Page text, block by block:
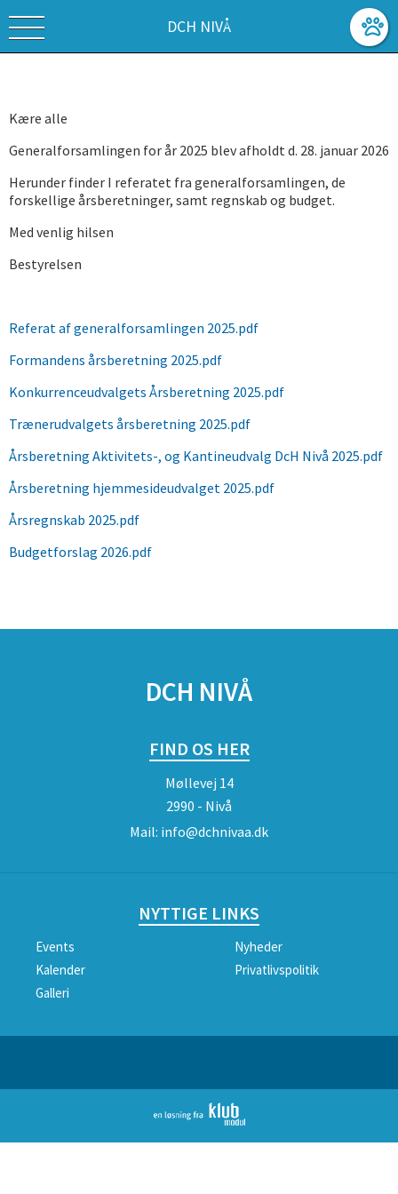
DCH NIVÅ
Kære alle
Generalforsamlingen for år 2025 blev afholdt d. 28. januar 2026
Herunder finder I referatet fra generalforsamlingen, de
forskellige årsberetninger, samt regnskab og budget.
Med venlig hilsen
Bestyrelsen
Referat af generalforsamlingen 2025.pdf
Formandens årsberetning 2025.pdf
Konkurrenceudvalgets Årsberetning 2025.pdf
Trænerudvalgets årsberetning 2025.pdf
Årsberetning Aktivitets-, og Kantineudvalg DcH Nivå 2025.pdf
Årsberetning hjemmesideudvalget 2025.pdf
Årsregnskab 2025.pdf
Budgetforslag 2026.pdf
DCH NIVÅ
FIND OS HER
Møllevej 14
2990 - Nivå
Mail: info@dchnivaa.dk
NYTTIGE LINKS
Events
Nyheder
Kalender
Privatlivspolitik
Galleri